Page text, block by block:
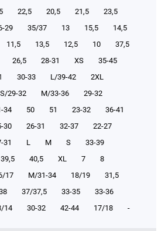
22,5 20,5 21,5
23,5
29 35/37 13 15,5
14,5
11,5 13,5 12,5 10
37,5
26,5 28-31 XS
35-45
30-33 L/39-42
2XL
S/29-32 М/33-36
29-32
34 50 51 23-32
36-41
30 26-31 32-37
22-27
31 L M S
33-39
39,5 40,5 XL 7
8
17 М/31-34 18/19
31,5
37/37,5 33-35
33-36
14 30-32 42-44 17/18 -